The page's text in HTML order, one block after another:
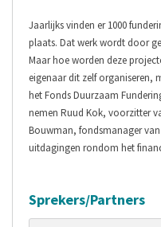
Jaarlijks vinden er 1000
plaats. Dat werk wordt door
Maar hoe worden deze
eigenaar dit zelf organiseren,
het Fonds Duurzaam
nemen Ruud Kok, voorzitter
Bouwman, fondsmanager
uitdagingen rondom het
Sprekers/Partners